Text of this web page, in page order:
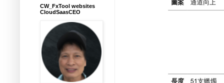
CW_FxTool websites
CloudSaasCEO